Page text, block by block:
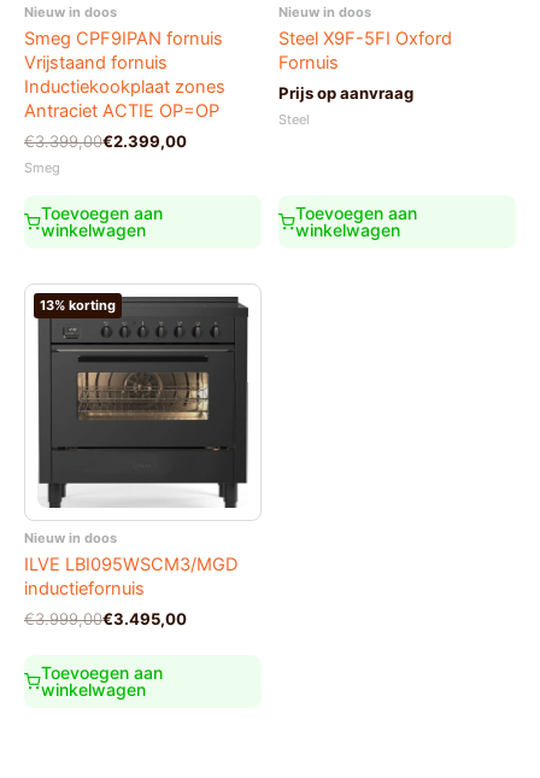
Nieuw in doos
Smeg CPF9IPAN fornuis
Vrijstaand fornuis
Inductiekookplaat zones
Antraciet ACTIE OP=OP
€3.399,00
Oorspronkelijke
prijs
was:
€2.399,00
Huidige
prijs
Smeg
Toevoegen aan
winkelwagen
Nieuw in doos
Steel X9F-5FI Oxford
Fornuis
Prijs op aanvraag
Steel
Toevoegen aan
winkelwagen
13% korting
Nieuw in doos
ILVE LBI095WSCM3/MGD
inductiefornuis
€3.999,00
Oorspronkelijke
€3.999,00.
€3.495,00
Huidige
€3.495,00.
Toevoegen aan
winkelwagen